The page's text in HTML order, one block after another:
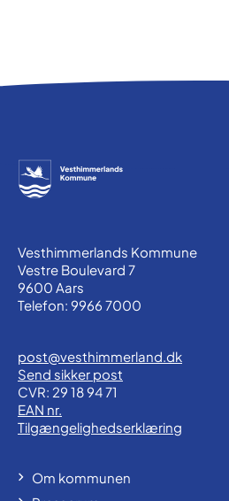
Vesthimmerlands Kommune
Vestre Boulevard 7
9600 Aars
Telefon: 9966 7000
post@vesthimmerland.dk
Send sikker post
CVR: 29 18 94 71
EAN nr.
Tilgængelighedserklæring
Om kommunen